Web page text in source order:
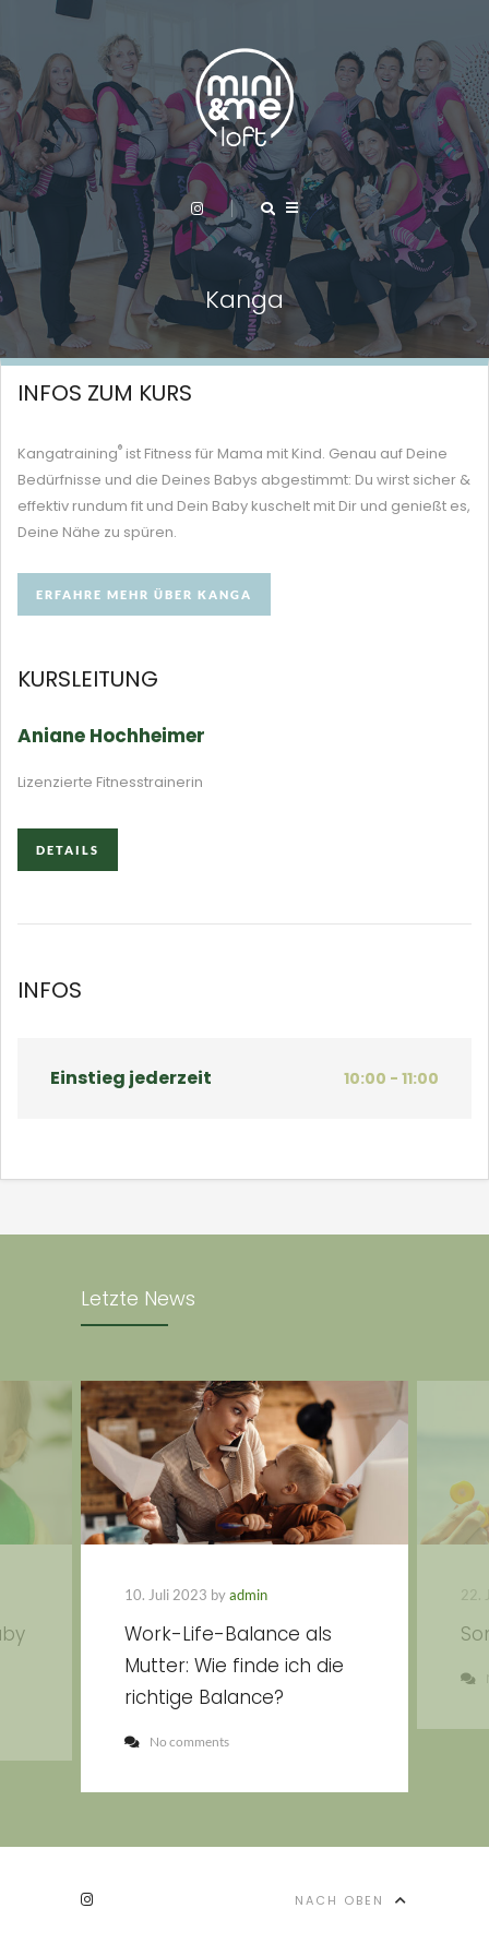
Kanga
INFOS ZUM KURS
Kangatraining® ist Fitness für Mama mit Kind. Genau auf Deine
Bedürfnisse und die Deines Babys abgestimmt: Du wirst sicher &
effektiv rundum fit und Dein Baby kuschelt mit Dir und genießt es,
Deine Nähe zu spüren.
ERFAHRE MEHR ÜBER KANGA
KURSLEITUNG
Aniane Hochheimer
Lizenzierte Fitnesstrainerin
DETAILS
INFOS
Einstieg jederzeit 10:00 - 11:00
Letzte News
10. Juli 2023 byadmin
Work-Life-Balance als
Mutter: Wie finde ich die
richtige Balance?
No comments
22.
NACH OBEN